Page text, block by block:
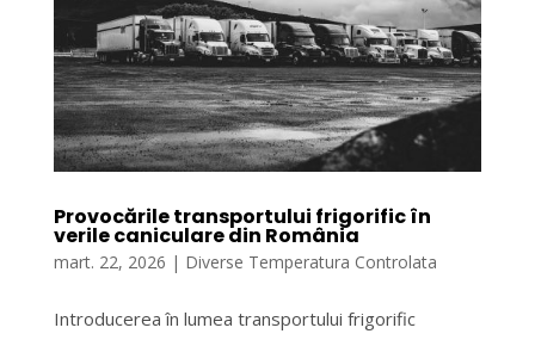
Provocările transportului frigorific în
verile caniculare din România
mart. 22, 2026 | Diverse Temperatura Controlata
Introducerea în lumea transportului frigorific